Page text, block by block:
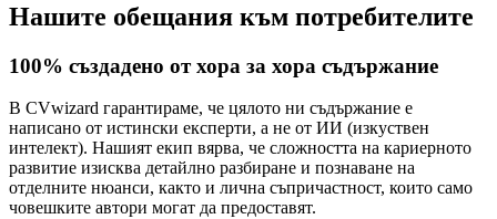
Нашите обещания към потребителите
100% създадено от хора за хора съдържание
В CVwizard гарантираме, че цялото ни съдържание е
написано от истински експерти, а не от ИИ (изкуствен
интелект). Нашият екип вярва, че сложността на кариерното
развитие изисква детайлно разбиране и познаване на
отделните нюанси, както и лична съпричастност, които само
човешките автори могат да предоставят.